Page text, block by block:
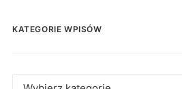
KATEGORIE WPISÓW
Kategorie